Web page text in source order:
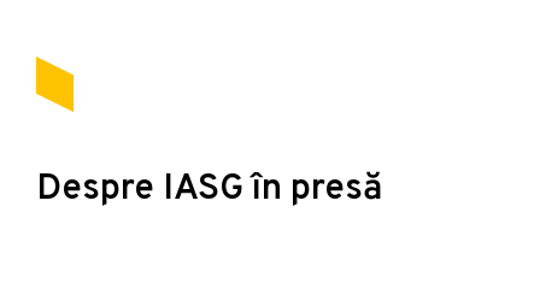
Despre IASG în presă